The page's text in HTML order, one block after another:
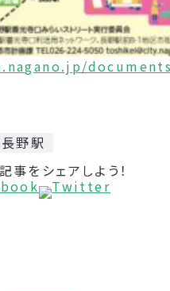
野駅
事をシェアしよう！